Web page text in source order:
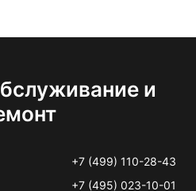
и
+7 (499) 110-28-43
+7 (495) 023-10-01